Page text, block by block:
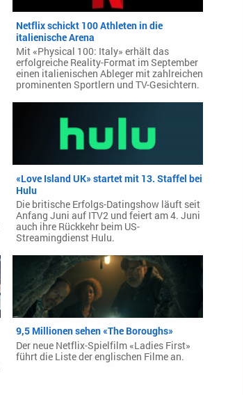
Netflix schickt 100 Athleten in die
italienische Arena
Mit «Physical 100: Italy» erhält das
erfolgreiche Reality-Format im September
einen italienischen Ableger mit zahlreichen
prominenten Sportlern und TV-Gesichtern.
«Love Island UK» startet mit 13. Staffel bei
Hulu
Die britische Erfolgs-Datingshow läuft seit
Anfang Juni auf ITV2 und feiert am 4. Juni
auch ihre Rückkehr beim US-
Streamingdienst Hulu.
9,5 Millionen sehen «The Boroughs»
Der neue Netflix-Spielfilm «Ladies First»
führt die Liste der englischen Filme an.
Pflichtpraktikant (w/m/d) Redaktion
Endemol Shine Group Germany GmbH
Köln
Werkstudent AIDAradio - Marketing (m/w/d)
AIDA Entertainment
Hamburg
Stage Operator / Fachkraft für
Veranstaltungstechnik (m/w/d) -
Schwerpunkt Bühne
AIDA Entertainment
Sound Operator / Fachkraft für